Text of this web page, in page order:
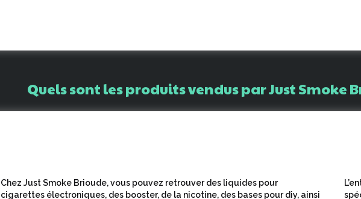
QuelssontlesproduitsvendusparJustSmoke
Chez Just Smoke Brioude, vous pouvez retrouver des liquides pour
cigarettes électroniques, des booster, de la nicotine, des bases pour diy, ainsi